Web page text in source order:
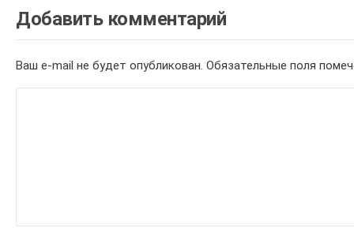
Добавить комментарий
Ваш e-mail не будет опубликован. Обязательные поля